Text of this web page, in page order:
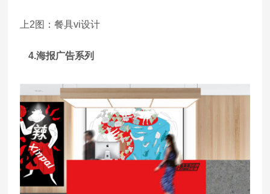
上2图：餐具vi设计
4.海报广告系列